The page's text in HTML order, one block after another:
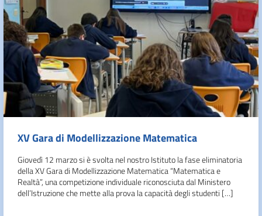
XV Gara di Modellizzazione Matematica
Giovedì 12 marzo si è svolta nel nostro Istituto la fase eliminatoria
della XV Gara di Modellizzazione Matematica “Matematica e
Realtà”, una competizione individuale riconosciuta dal Ministero
dell’Istruzione che mette alla prova la capacità degli studenti […]